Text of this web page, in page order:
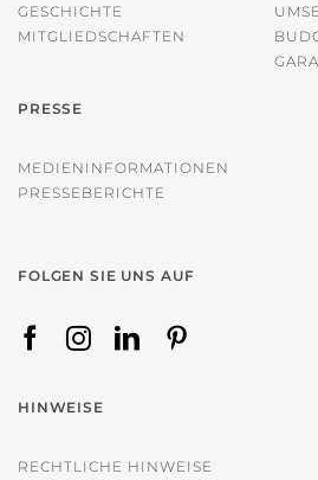
GESCHICHTE
MITGLIEDSCHAFTEN
PRESSE
MEDIENINFORMATIONEN
PRESSEBERICHTE
FOLGEN SIE UNS AUF
HINWEISE
RECHTLICHE HINWEISE